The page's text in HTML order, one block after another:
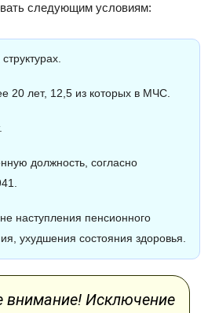
следующим условиям:
20 лет, 12,5 из которых в МЧС.
должность, согласно
наступления пенсионного
ухудшения состояния здоровья.
внимание! Исключение